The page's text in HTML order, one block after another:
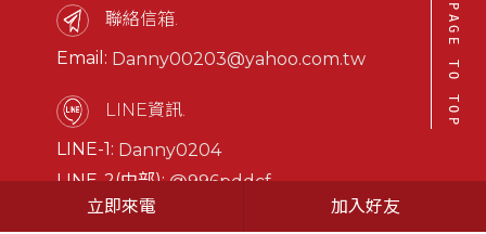
聯絡信箱.
Email: Danny00203@yahoo.com.tw
LINE資訊.
LINE-1: Danny0204
LINE-2(中部):@996pddcf
立即來電
加入好友
PAGE TO TOP